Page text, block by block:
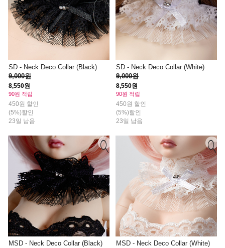
SD - Neck Deco Collar (Black)
9,000원
8,550원
90원 적립
450원 할인
(5%)할인
23일 남음
SD - Neck Deco Collar (White)
9,000원
8,550원
90원 적립
450원 할인
(5%)할인
23일 남음
MSD - Neck Deco Collar (Black)
MSD - Neck Deco Collar (White)